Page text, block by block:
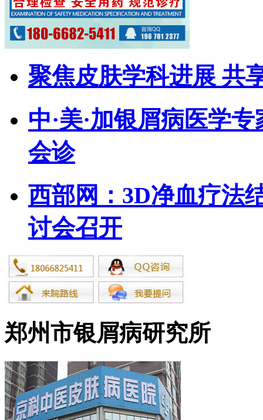
聚焦皮肤学科进展 共
中·美·加银屑病医学
会诊
西部网：3D净血疗法
讨会召开
郑州市银屑病研究所